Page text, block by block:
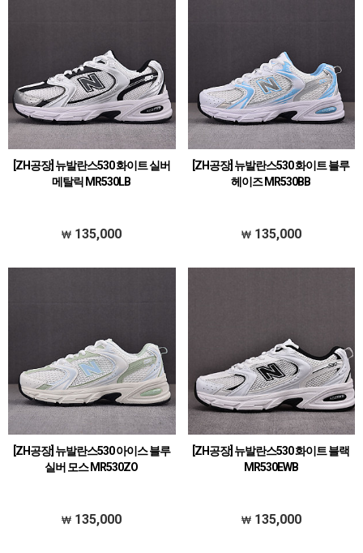
[ZH공장] 뉴발란스530 화이트 실버
메탈릭 MR530LB
135,000
[ZH공장] 뉴발란스530 화이트 블루
헤이즈 MR530BB
135,000
[ZH공장] 뉴발란스530 아이스 블루
실버 모스 MR530ZO
135,000
[ZH공장] 뉴발란스530 화이트 블랙
MR530EWB
135,000